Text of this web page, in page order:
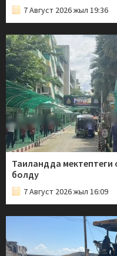
7 Август 2026 жыл 19:36
Таиландда мектептеги
болду
7 Август 2026 жыл 16:09